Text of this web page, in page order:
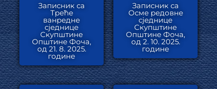
Записник са
Треће
ванредне
сједнице
Скупштине
Општине Фоча,
од 21. 8. 2025.
године
Записник са
Осме редовне
сједнице
Скупштине
Општине Фоча,
од 2. 10. 2025.
године